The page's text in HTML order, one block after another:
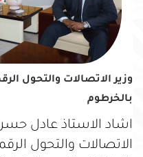
وزير الاتصالات والتحول
بالخرطوم
اشاد الاستاذ عادل
الاتصالات والتحول